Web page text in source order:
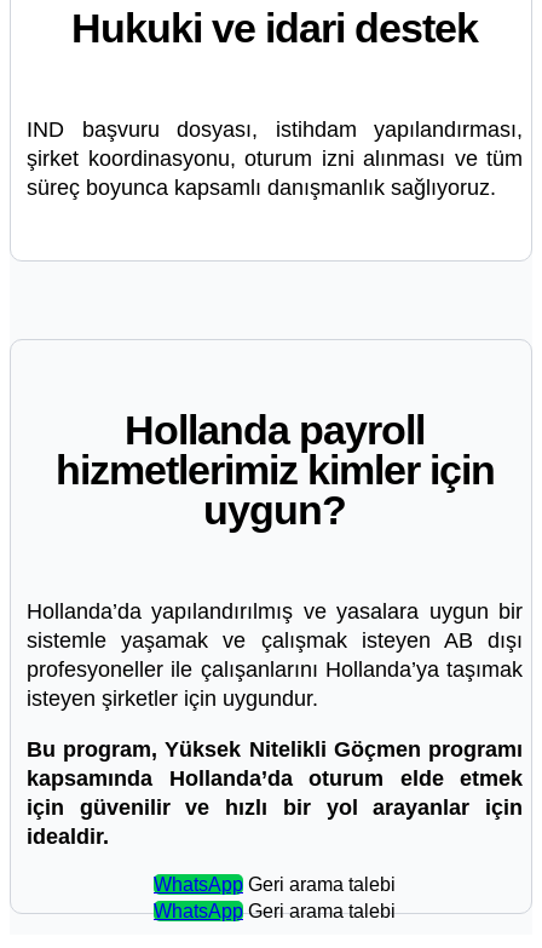
Hukuki ve idari destek
IND başvuru dosyası, istihdam yapılandırması,
şirket koordinasyonu, oturum izni alınması ve tüm
süreç boyunca kapsamlı danışmanlık sağlıyoruz.
Hollanda payroll
hizmetlerimiz kimler için
uygun?
Hollanda’da yapılandırılmış ve yasalara uygun bir
sistemle yaşamak ve çalışmak isteyen AB dışı
profesyoneller ile çalışanlarını Hollanda’ya taşımak
isteyen şirketler için uygundur.
Bu program, Yüksek Nitelikli Göçmen programı
kapsamında Hollanda’da oturum elde etmek
için güvenilir ve hızlı bir yol arayanlar için
idealdir.
WhatsApp Geri arama talebi
WhatsApp Geri arama talebi